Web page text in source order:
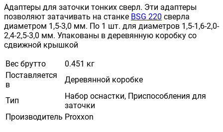
Адаптеры для заточки тонких сверл. Эти адаптеры
позволяют затачивать на станке BSG 220 сверла
диаметром 1,5-3,0 мм. По 1 шт. для диаметров 1,5-1,6-2,0-
2,4-2,5-3,0 мм. Упакованы в деревянную коробку со
сдвижной крышкой
Вес брутто
0.451 кг
Поставляется
в
Деревянной коробке
Тип
Набор оснастки, Приспособления для
заточки
Производитель Proxxon